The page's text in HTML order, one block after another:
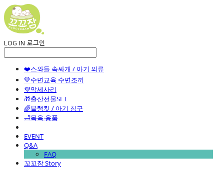
LOG IN 로그인
❤️스와들 속싸개 / 아기 의류
💚수면교육 수면조끼
💜악세사리
🎁출산선물SET
🌈블랭킷 / 아기 침구
🛁목욕·용품
EVENT
Q&A
FAQ
꼬꼬잠 Story